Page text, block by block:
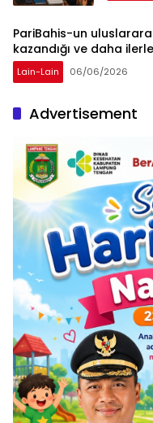
PariBahis-un
kazandığı ve daha
Lain-Lain 06/06/2026
Advertisement